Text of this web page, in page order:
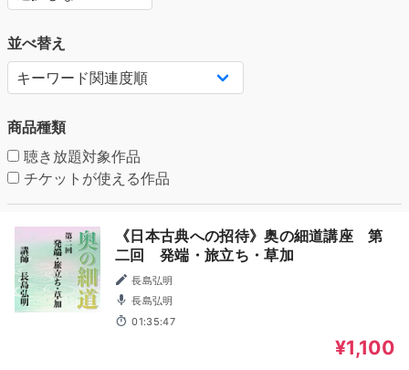
並べ替え
商品種類
聴き放題対象作品
チケットが使える作品
《日本古典への招待》奥の細道講座 第
二回 発端・旅立ち・草加
長島弘明
長島弘明
01:35:47
¥1,100